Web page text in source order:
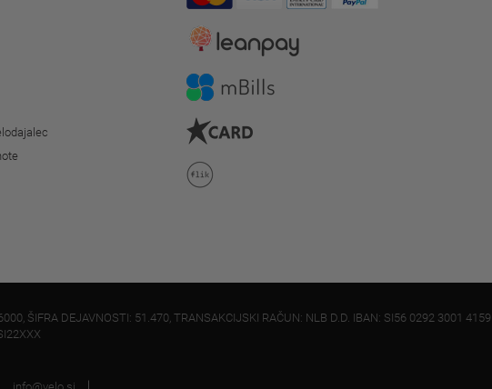
ŠIFRA DEJAVNOSTI: 51.470, TRANSAKCIJSKI RAČUN: NLB D.D. IBAN: SI56 0292 3001 4159